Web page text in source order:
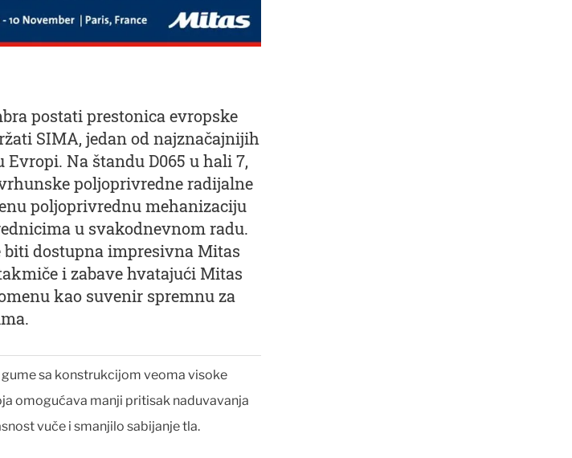
postati prestonica evropske
SIMA, jedan od najznačajnijih
Na štandu D065 u hali 7,
poljoprivredne radijalne
poljoprivrednu mehanizaciju
u svakodnevnom radu.
biti dostupna impresivna Mitas
i zabave hvatajući Mitas
kao suvenir spremnu za
sa konstrukcijom veoma visoke
omogućava manji pritisak naduvavanja
vuče i smanjilo sabijanje tla.